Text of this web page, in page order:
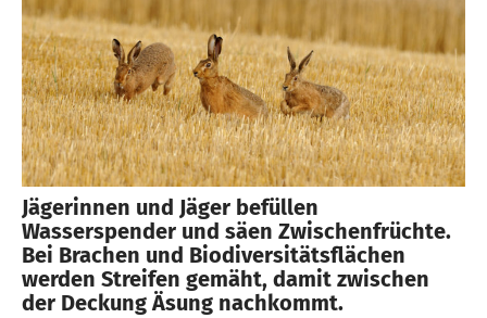
Jägerinnen und Jäger befüllen
Wasserspender und säen Zwischenfrüchte.
Bei Brachen und Biodiversitätsflächen
werden Streifen gemäht, damit zwischen
der Deckung Äsung nachkommt.